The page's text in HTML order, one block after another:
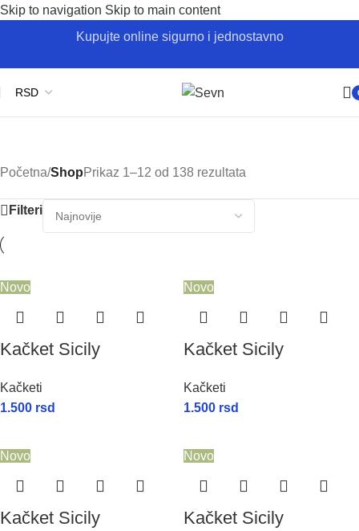
Skip to navigation Skip to main content
Kupujte online sigurno i jednostavno
Imperium
Majice
Početna/ShopPrikaz 1–12 od 138 rezultata
Filteri
Novo
Kačket Sicily
Kačketi
1.500 rsd
Novo
Kačket Sicily
Kačketi
1.500 rsd
Novo
Kačket Sicily
Novo
Kačket Sicily